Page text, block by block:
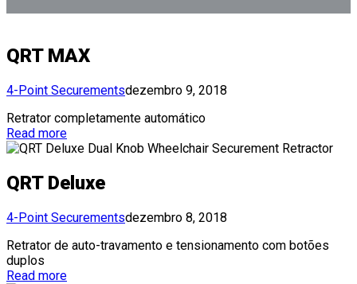
QRT MAX
4-Point Securementsdezembro 9, 2018
Retrator completamente automático
Read more
QRT Deluxe
4-Point Securementsdezembro 8, 2018
Retrator de auto-travamento e tensionamento com botões
duplos
Read more